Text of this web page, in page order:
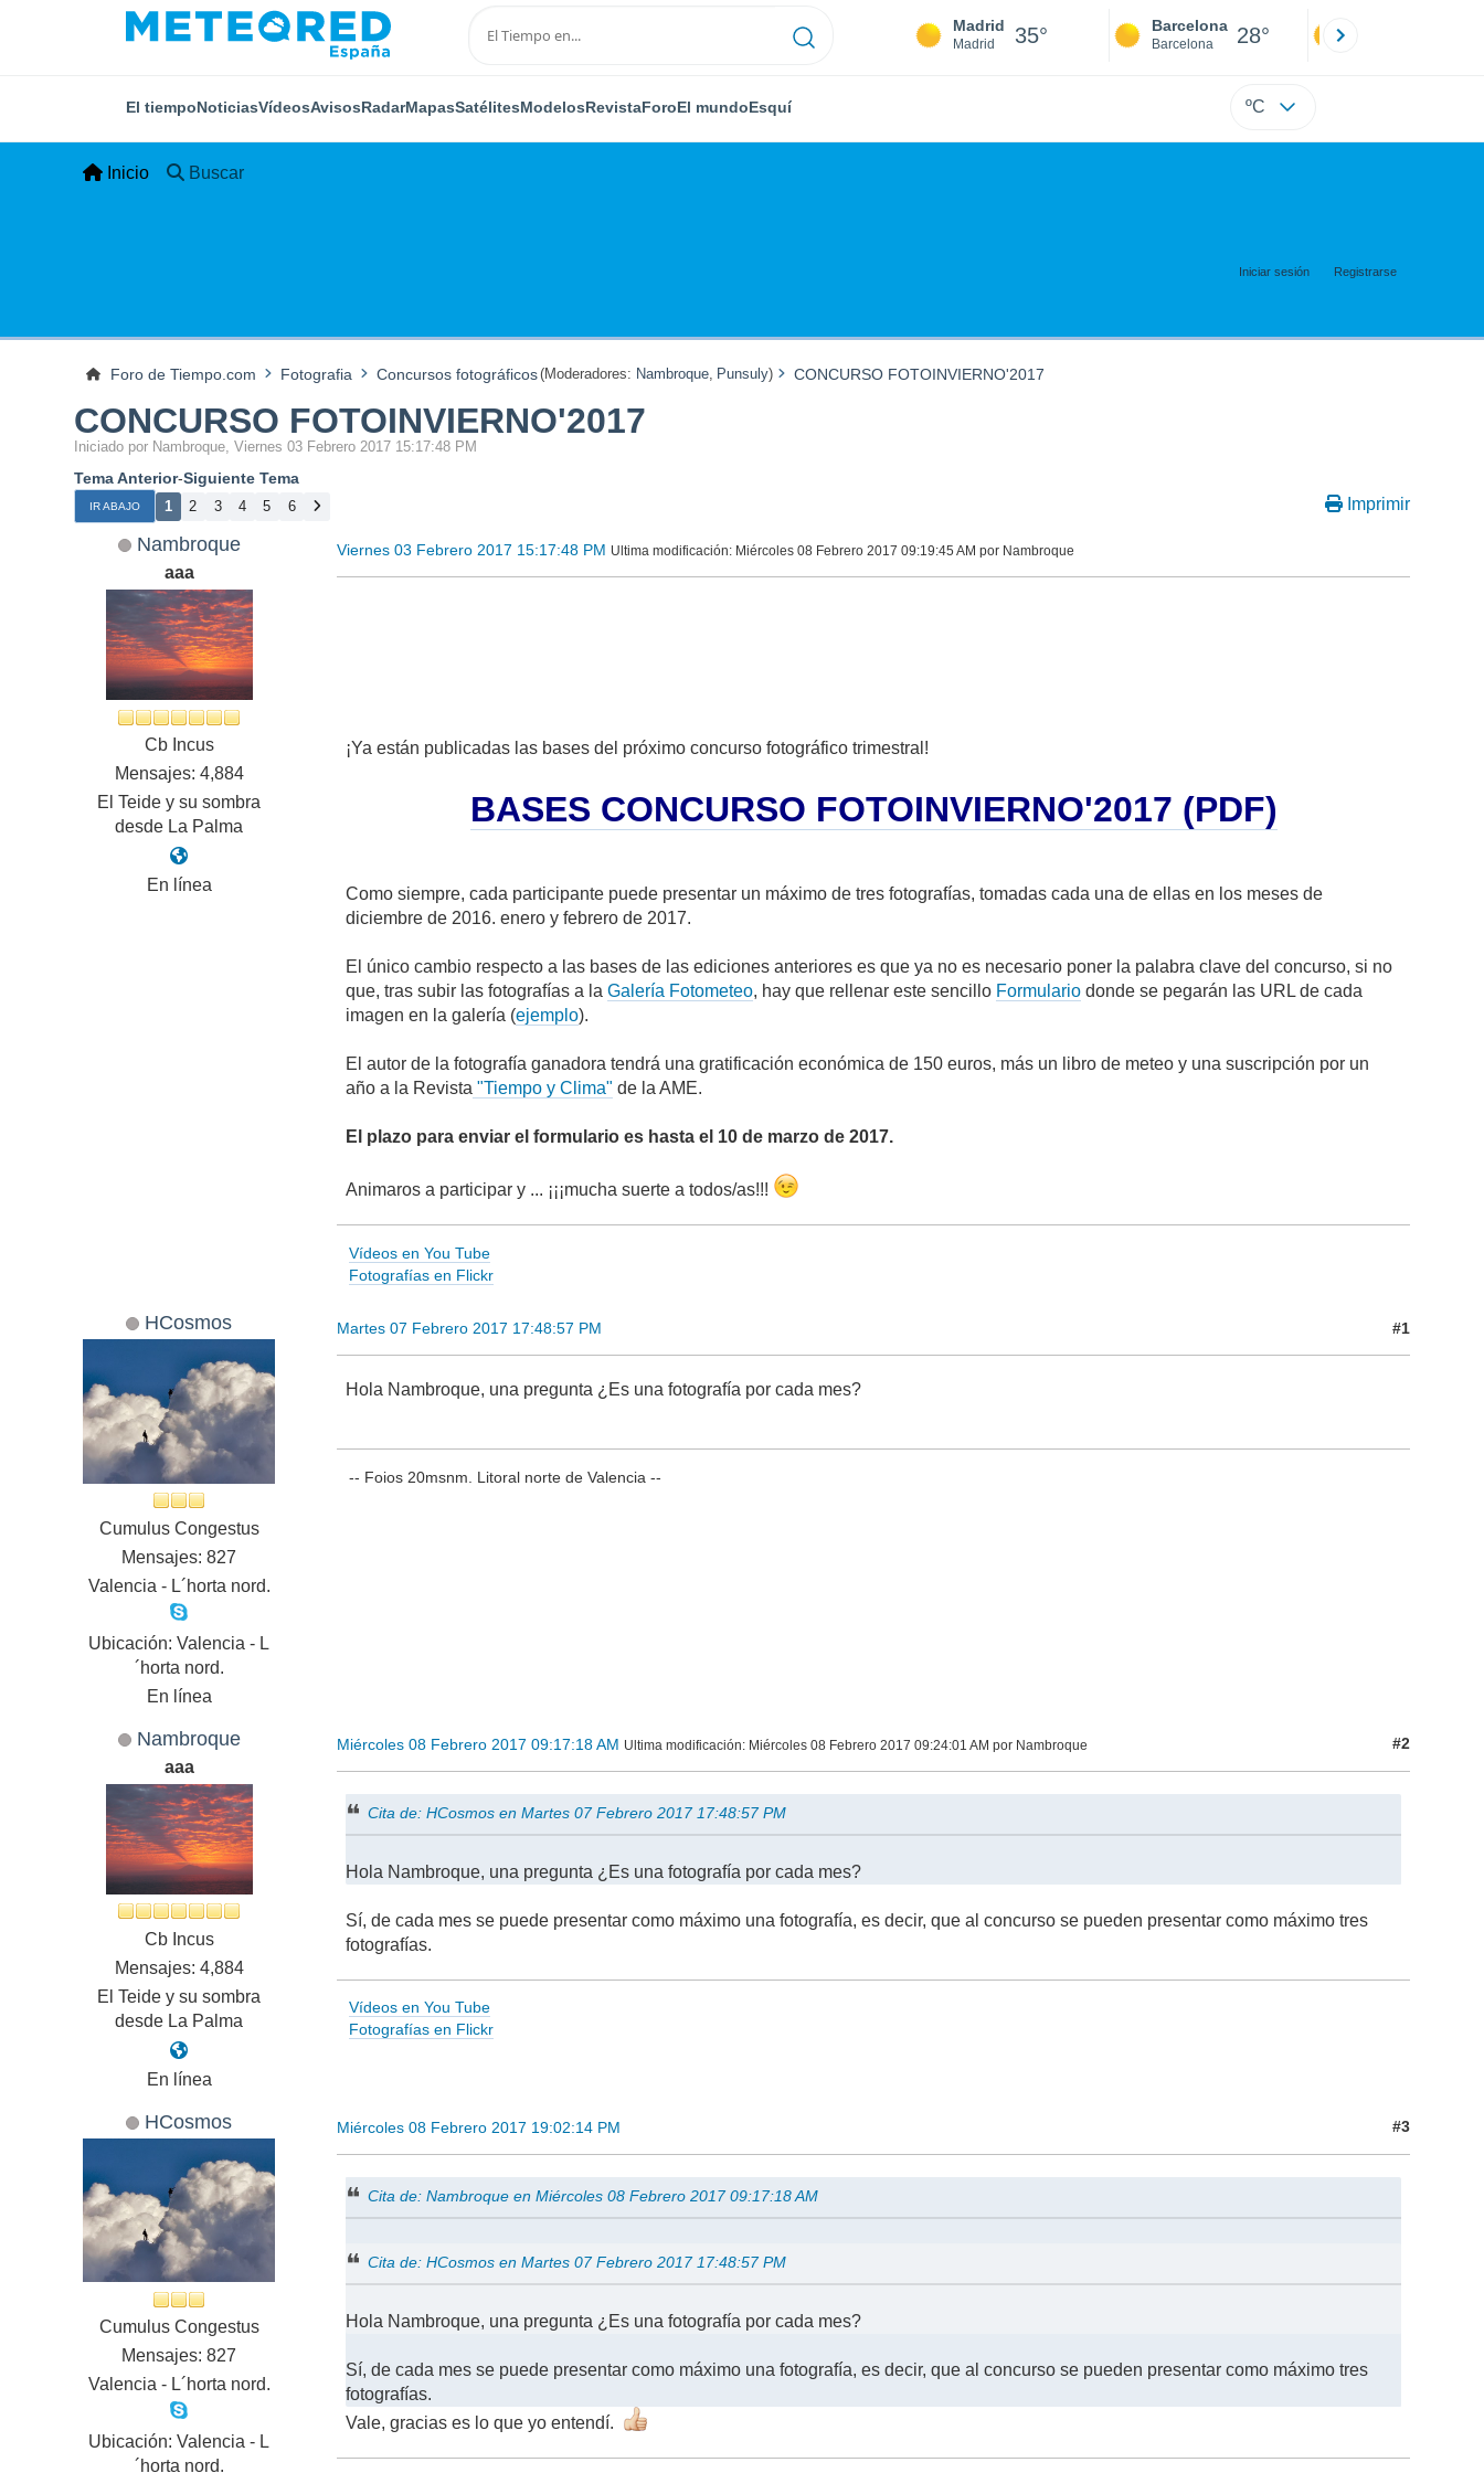
Madrid
Madrid 35° Barcelona
Barcelona 28°
El tiempoNoticiasVídeosAvisosRadarMapasSatélitesModelosRevistaForoEl mundoEsquí ºC
Inicio Buscar
Iniciar sesión Registrarse
Foro de Tiempo.com Fotografia Concursos fotográficos(Moderadores: Nambroque, Punsuly) CONCURSO FOTOINVIERNO'2017
CONCURSO FOTOINVIERNO'2017
Iniciado por Nambroque, Viernes 03 Febrero 2017 15:17:48 PM
Tema Anterior-Siguiente Tema
IR ABAJO 1 2 3 4 5 6 Imprimir
Nambroque
aaa
Cb Incus
Mensajes: 4,884
El Teide y su sombra
desde La Palma
En línea
Viernes 03 Febrero 2017 15:17:48 PM Ultima modificación: Miércoles 08 Febrero 2017 09:19:45 AM por Nambroque
¡Ya están publicadas las bases del próximo concurso fotográfico trimestral!
BASES CONCURSO FOTOINVIERNO'2017 (PDF)
Como siempre, cada participante puede presentar un máximo de tres fotografías, tomadas cada una de ellas en los meses de
diciembre de 2016. enero y febrero de 2017.
El único cambio respecto a las bases de las ediciones anteriores es que ya no es necesario poner la palabra clave del concurso, si no
que, tras subir las fotografías a laGalería Fotometeo, hay que rellenar este sencillo Formulario donde se pegarán las URL de cada
imagen en la galería (ejemplo).
El autor de la fotografía ganadora tendrá una gratificación económica de 150 euros, más un libro de meteo y una suscripción por un
año a la Revista "Tiempo y Clima" de la AME.
El plazo para enviar el formulario es hasta el 10 de marzo de 2017.
Animaros a participar y ... ¡¡¡mucha suerte a todos/as!!!
Vídeos en You Tube
Fotografías en Flickr
HCosmos
Cumulus Congestus
Mensajes: 827
Valencia - L´horta nord.
Ubicación: Valencia - L
´horta nord.
En línea
Martes 07 Febrero 2017 17:48:57 PM #1
Hola Nambroque, una pregunta ¿Es una fotografía por cada mes?
-- Foios 20msnm. Litoral norte de Valencia --
Nambroque
aaa
Cb Incus
Mensajes: 4,884
El Teide y su sombra
desde La Palma
En línea
Miércoles 08 Febrero 2017 09:17:18 AM Ultima modificación: Miércoles 08 Febrero 2017 09:24:01 AM por Nambroque #2
Cita de: HCosmos en Martes 07 Febrero 2017 17:48:57 PM
Hola Nambroque, una pregunta ¿Es una fotografía por cada mes?
Sí, de cada mes se puede presentar como máximo una fotografía, es decir, que al concurso se pueden presentar como máximo tres
fotografías.
Vídeos en You Tube
Fotografías en Flickr
HCosmos
Cumulus Congestus
Mensajes: 827
Valencia - L´horta nord.
Ubicación: Valencia - L
´horta nord.
Miércoles 08 Febrero 2017 19:02:14 PM #3
Cita de: Nambroque en Miércoles 08 Febrero 2017 09:17:18 AM
Cita de: HCosmos en Martes 07 Febrero 2017 17:48:57 PM
Hola Nambroque, una pregunta ¿Es una fotografía por cada mes?
Sí, de cada mes se puede presentar como máximo una fotografía, es decir, que al concurso se pueden presentar como máximo tres
fotografías.
Vale, gracias es lo que yo entendí.